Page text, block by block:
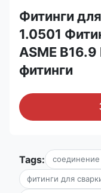
Фитинги
1.0501
ASME
фитинги
Tags: соединение
фитинги для